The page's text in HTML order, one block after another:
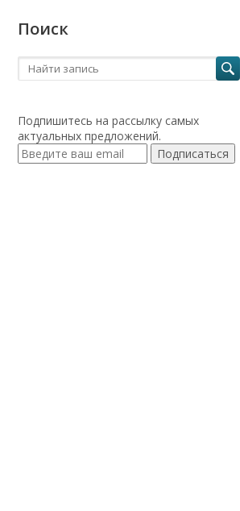
Поиск
Подпишитесь на рассылку самых
актуальных предложений.
Подписаться